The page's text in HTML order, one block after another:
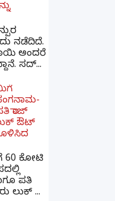
ನಡೆದಿದೆ.
ಅಂದರೆ
ಸದ್...
ರಾಜ್
ಲುಕ್ ಔಟ್
60 ಕೋಟಿ
ಪತಿ
ಲುಕ್ ...